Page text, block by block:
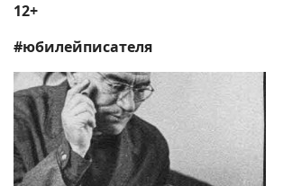
12+
#юбилейписателя